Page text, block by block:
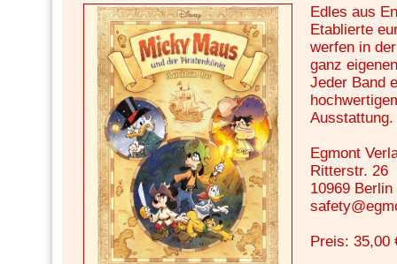
Edles aus
Etablierte
werfen in
ganz
Jeder Band
Ausstattung.
Egmont
Ritterstr. 26
10969 Berlin
Preis: 35,00